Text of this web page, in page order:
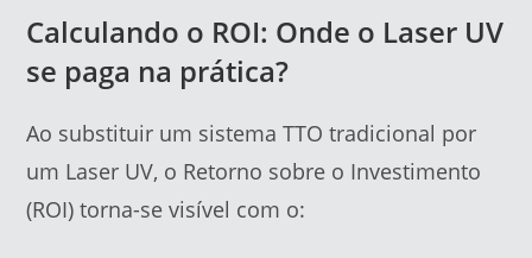
Calculando o ROI: Onde o Laser UV
se paga na prática?
Ao substituir um sistema TTO tradicional por
um Laser UV, o Retorno sobre o Investimento
(ROI) torna-se visível com o: